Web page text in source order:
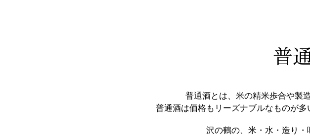
普
普通酒とは、米の精米歩合や製
普通酒は価格もリーズナブルなものが
沢の鶴の、米・水・造り・